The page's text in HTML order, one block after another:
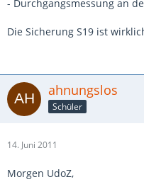
- Durchgangsmessung an
Die Sicherung S19 ist
ahnungslos
Schüler
14. Juni 2011
Morgen UdoZ,